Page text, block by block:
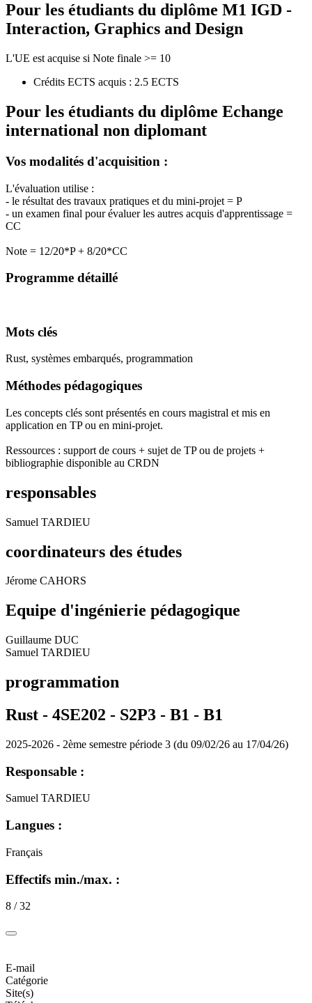
Pour les étudiants du diplôme M1 IGD -
Interaction, Graphics and Design
L'UE est acquise si Note finale >= 10
Crédits ECTS acquis : 2.5 ECTS
Pour les étudiants du diplôme Echange
international non diplomant
Vos modalités d'acquisition :
L'évaluation utilise :
- le résultat des travaux pratiques et du mini-projet = P
- un examen final pour évaluer les autres acquis d'apprentissage =
CC
Note = 12/20*P + 8/20*CC
Programme détaillé
Mots clés
Rust, systèmes embarqués, programmation
Méthodes pédagogiques
Les concepts clés sont présentés en cours magistral et mis en
application en TP ou en mini-projet.
Ressources : support de cours + sujet de TP ou de projets +
bibliographie disponible au CRDN
responsables
Samuel TARDIEU
coordinateurs des études
Jérome CAHORS
Equipe d'ingénierie pédagogique
Guillaume DUC
Samuel TARDIEU
programmation
Rust - 4SE202 - S2P3 - B1 - B1
2025-2026 - 2ème semestre période 3 (du 09/02/26 au 17/04/26)
Responsable :
Samuel TARDIEU
Langues :
Français
Effectifs min./max. :
8 / 32
E-mail
Catégorie
Site(s)